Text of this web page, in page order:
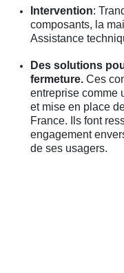
Intervention:
composants, la
Assistance
Des solutions
fermeture. Ces
entreprise comme
et mise en place
France. Ils font
engagement
de ses usagers.